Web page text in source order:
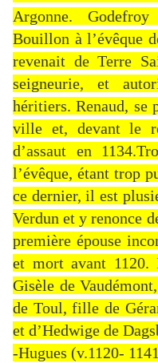
Argonne.
Bouillon à l’évêque
revenait de Terre
seigneurie, et
héritiers. Renaud, se
ville et, devant le
d’assaut en
l’évêque, étant trop
ce dernier, il est
Verdun et y renonce
première épouse
et mort avant 1120.
Gisèle de
de Toul, fille de
et d’Hedwige de
-Hugues (v.1120-